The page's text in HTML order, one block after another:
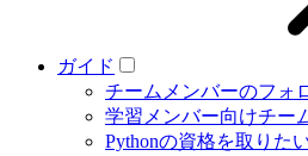
ガイド
チームメンバーのフォ
学習メンバー向けチー
Pythonの資格を取りた